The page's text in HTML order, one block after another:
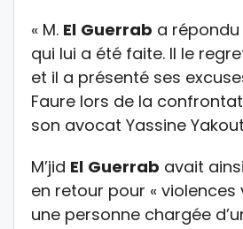
« M. El Guerrab a
qui lui a été faite. Il le
et il a présenté ses
Faure lors de la
son avocat Yassine
M’jid El Guerrab avait
en retour pour «
une personne chargée